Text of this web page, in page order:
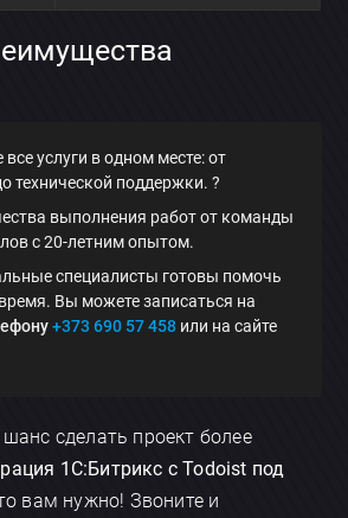
услуги в одном месте: от
технической поддержки. ?️
выполнения работ от команды
с 20-летним опытом.
специалисты готовы помочь
Вы можете записаться на
+373 690 57 458 или на сайте
сделать проект более
1С:Битрикс с Todoist под
вам нужно! Звоните и ×